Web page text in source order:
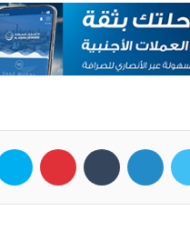
تويتر لينكدإن بينتيريست